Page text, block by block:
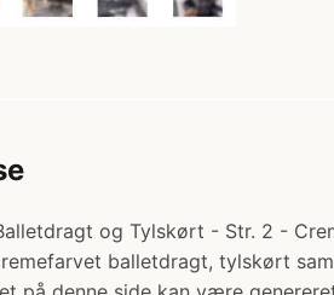
og Tylskørt - Str. 2 -
balletdragt, tylskørt